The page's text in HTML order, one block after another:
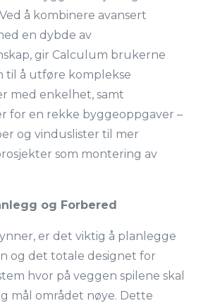
å kombinere avansert
en dybde av
gir Calculum brukerne
til å utføre komplekse
med enkelhet, samt
for en rekke byggeoppgaver –
og vinduslister til mer
som montering av
og Forbered
er det viktig å planlegge
og det totale designet for
hvor på veggen spilene skal
mål området nøye. Dette